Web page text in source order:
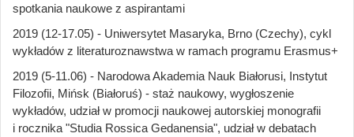
spotkania naukowe z aspirantami
2019 (12-17.05) - Uniwersytet Masaryka, Brno (Czechy), cykl
wykładów z literaturoznawstwa w ramach programu Erasmus+
2019 (5-11.06) - Narodowa Akademia Nauk Białorusi, Instytut
Filozofii, Mińsk (Białoruś) - staż naukowy, wygłoszenie
wykładów, udział w promocji naukowej autorskiej monografii
i rocznika "Studia Rossica Gedanensia", udział w debatach